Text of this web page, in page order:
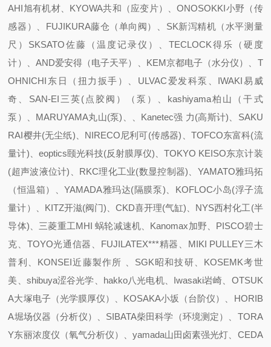
AHI旭有机材、KYOWA共和（应变片）、ONOSOKKI小野（传
感器）、FUJIKURA藤仓（单向阀）、SK新泻精机（水平测量
尺）SKSATO佐藤（温度记录仪）、TECLOCK得乐（硬度
计）、AND爱安得（电子天平）、KEM京都电子（水分仪）、T
OHNICHI东日（扭力扳手）、ULVAC爱发科泵、IWAKI易威
奇、SAN-EI三英(点胶阀）（泵）、kashiyama柏山（干式
泵）、MARUYAMA丸山(泵)、、Kanetec强 力(高斯计)、SAKU
RAI樱井(无尘纸)、NIRECO尼利可(传感器)、TOFCO东富科(流
量计)、eoptics颐光科技(反射膜厚仪)、TOKYO KEISO东京计装
(超声波液位计)、RKC理化工业(数显控制器)、YAMATO雅玛拓
（恒温箱）、YAMADA雅玛达(隔膜泵)、KOFLOC小岛(浮子流
量计）、KITZ开滋(阀门)、CKD喜开理(气缸)、NYS西村化工(半
导体)、三菱重工MHI 蜗轮减速机、Kanomax加野、PISCO碧士
克、TOYO光通信器、FUJILATEX***精器、MIKI PULLEY三木
普利、KONSEI近藤製作所 、SGK昭和技研、KOSEMK考世
美、shibuya涩谷光学、hakko八光电机、Iwasaki岩崎、OTSUK
A大塚电子（光学膜厚仪）、KOSAKA小坂（台阶仪）、HORIB
A堀场仪器（分析仪）、SIBATA柴田科学（环境测定）、TORA
Y东丽浓度仪（氧气分析仪）、yamada山田卤素强光灯、CEDA